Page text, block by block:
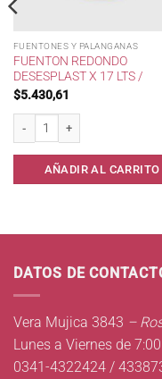
FUENTONES Y PALANGANAS
FUENTON REDONDO
DESESPLAST X 17 LTS /
$5.430,61
Fuenton redondo Desesplast x
AÑADIR AL CARRITO
cantidad
DATOS DE
Vera Mujica 3843 –
Lunes a Viernes de
0341-4322424 /